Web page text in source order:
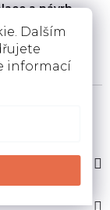
Dalším
informací
a návrh
kuchyní
v 3D a
u Vás doma